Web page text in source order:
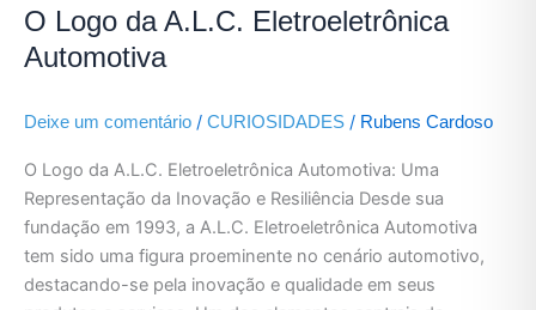
O Logo da A.L.C. Eletroeletrônica
Automotiva
Deixe um comentário / CURIOSIDADES / Rubens Cardoso
O Logo da A.L.C. Eletroeletrônica Automotiva: Uma
Representação da Inovação e Resiliência Desde sua
fundação em 1993, a A.L.C. Eletroeletrônica Automotiva
tem sido uma figura proeminente no cenário automotivo,
destacando-se pela inovação e qualidade em seus